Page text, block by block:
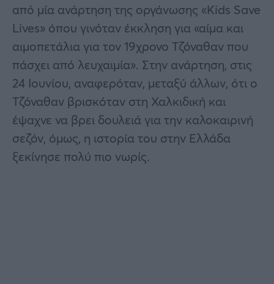
από μία ανάρτηση της οργάνωσης «Kids Save
Lives» όπου γινόταν έκκληση για «αίμα και
αιμοπετάλια για τον 19χρονο Τζόναθαν που
πάσχει από λευχαιμία». Στην ανάρτηση, στις
24 Ιουνίου, αναφερόταν, μεταξύ άλλων, ότι ο
Τζόναθαν βρισκόταν στη Χαλκιδική και
έψαχνε να βρει δουλειά για την καλοκαιρινή
σεζόν, όμως, η ιστορία του στην Ελλάδα
ξεκίνησε πολύ πιο νωρίς.